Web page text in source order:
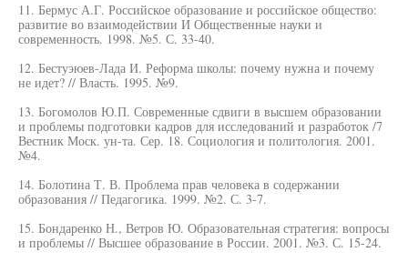
11. Бермус А.Г. Российское образование и российское общество:
развитие во взаимодействии И Общественные науки и
современность. 1998. №5. С. 33-40.
12. Бестуэюев-Лада И. Реформа школы: почему нужна и почему
не идет? // Власть. 1995. №9.
13. Богомолов Ю.П. Современные сдвиги в высшем образовании
и проблемы подготовки кадров для исследований и разработок /7
Вестник Моск. ун-та. Сер. 18. Социология и политология. 2001.
№4.
14. Болотина Т. В. Проблема прав человека в содержании
образования // Педагогика. 1999. №2. С. 3-7.
15. Бондаренко Н., Ветров Ю. Образовательная стратегия: вопросы
и проблемы // Высшее образование в России. 2001. №3. С. 15-24.